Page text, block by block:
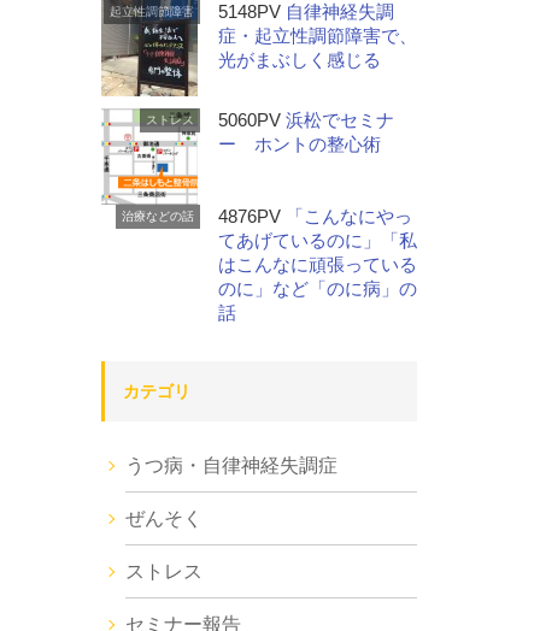
起立性調節障害 5148PV 自律神経失調
症・起立性調節障害で、
光がまぶしく感じる
ストレス 5060PV 浜松でセミナ
ー ホントの整心術
治療などの話 4876PV
「こんなにやっ
てあげているのに」「私
はこんなに頑張っている
のに」など「のに病」の
話
カテゴリ
うつ病・自律神経失調症
ぜんそく
ストレス
セミナー報告